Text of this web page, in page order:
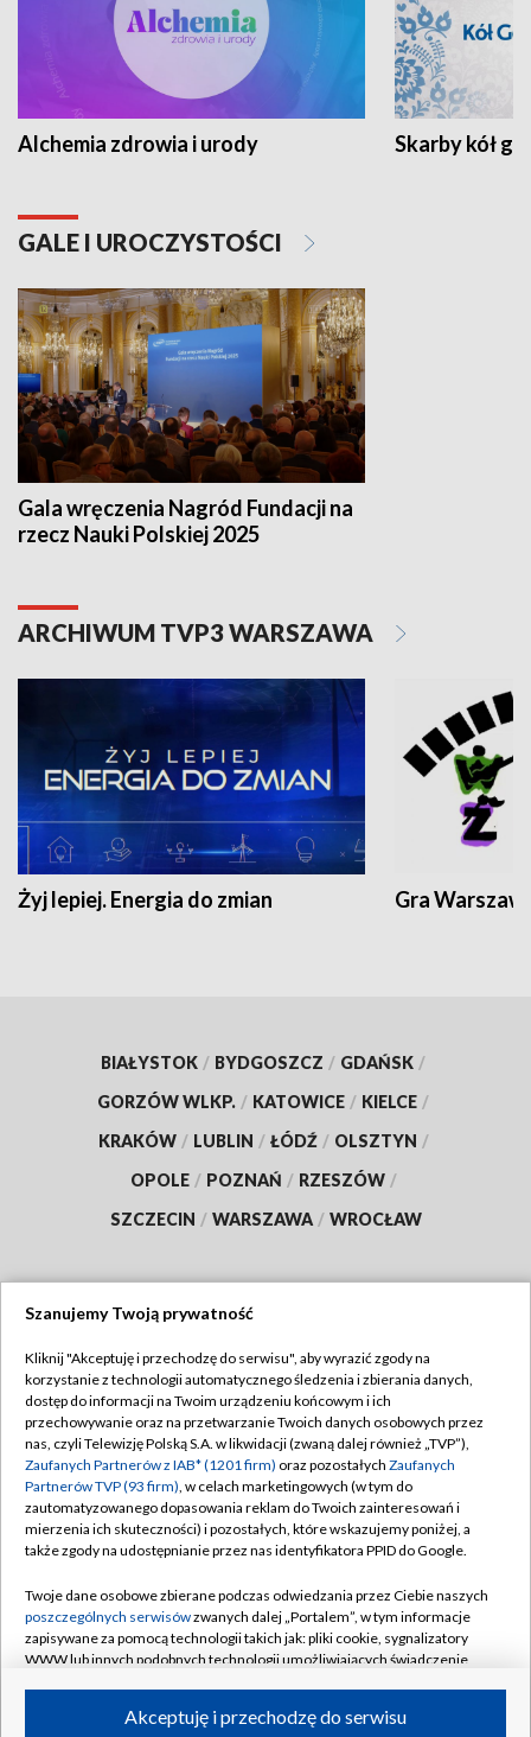
Alchemia zdrowia i urody Skarby kół
GALE I UROCZYSTOŚCI
Gala wręczenia Nagród Fundacji na
rzecz Nauki Polskiej 2025
ARCHIWUM TVP3 WARSZAWA
Żyj lepiej. Energia do zmian Gra
BIAŁYSTOK / BYDGOSZCZ / GDAŃSK /
GORZÓW WLKP. / KATOWICE / KIELCE /
KRAKÓW / LUBLIN / ŁÓDŹ / OLSZTYN /
OPOLE / POZNAŃ / RZESZÓW /
SZCZECIN / WARSZAWA / WROCŁAW
TVP
Abonament TVP
Emisja w TVP
Centrum informacji TVP
Naziemna Telewizja Cyfrowa
Rada Programowa
System NOS
Informacje o nadawcy
Program dla prasy
Regulamin TVP
Polityka prywatności
Moje zgody
Pomoc
Kontakt
Kanały
Szanujemy Twoją prywatność
Kliknij "Akceptuję i przechodzę do serwisu", aby wyrazić zgody na
korzystanie z technologii automatycznego śledzenia i zbierania danych,
dostęp do informacji na Twoim urządzeniu końcowym i ich
przechowywanie oraz na przetwarzanie Twoich danych osobowych przez
nas, czyli Telewizję Polską S.A. w likwidacji (zwaną dalej również „TVP”),
Zaufanych Partnerów z IAB* (1201 firm) oraz pozostałych Zaufanych
Partnerów TVP (93 firm), w celach marketingowych (w tym do
zautomatyzowanego dopasowania reklam do Twoich zainteresowań i
mierzenia ich skuteczności) i pozostałych, które wskazujemy poniżej, a
także zgody na udostępnianie przez nas identyfikatora PPID do Google.
Twoje dane osobowe zbierane podczas odwiedzania przez Ciebie naszych
poszczególnych serwisówzwanych dalej „Portalem”, w tym informacje
zapisywane za pomocą technologii takich jak: pliki cookie, sygnalizatory
WWW lub innych podobnych technologii umożliwiających świadczenie
ruchu w Internecie.Akceptuję i przechodzę do serwisu